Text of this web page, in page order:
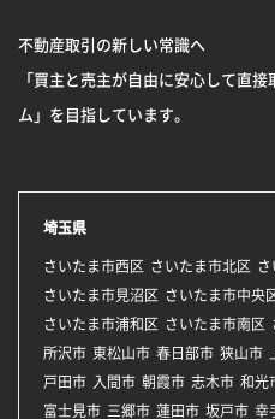
不動産取引の新しい常識へ
「買主と売主が自由に安心して直
ム」を目指しています。
埼玉県
さいたま市西区 さいたま市北区
さいたま市見沼区
さいたま市中央
さいたま市浦和区
さいたま市南区
所沢市 東松山市 春日部市 狭山市
戸田市 入間市 朝霞市 志木市 和光
富士見市 三郷市 蓮田市 坂戸市 幸